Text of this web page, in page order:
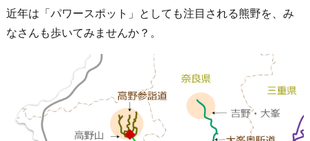
近年は「パワースポット」としても注目される熊野を、み
なさんも歩いてみませんか？。